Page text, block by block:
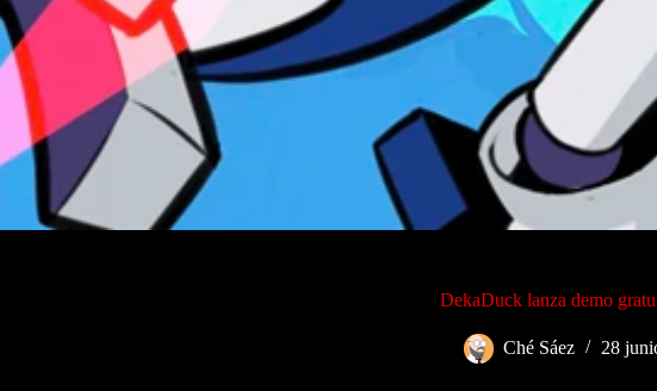
DekaDuck lanza demo
Ché Sáez 28